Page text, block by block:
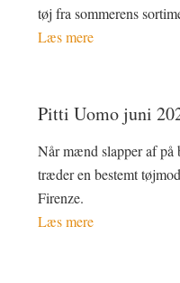
tøj fra sommerens
Læs mere
Pitti Uomo juni
Når mænd slapper af på
træder en bestemt
Firenze.
Læs mere